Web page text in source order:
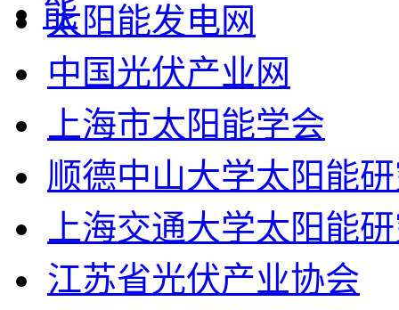
太阳能发电网
中国光伏产业网
上海市太阳能学会
顺德中山大学太阳能
上海交通大学太阳能
江苏省光伏产业协会